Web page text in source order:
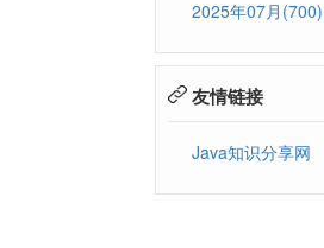
2025年07月(700)
友情链接
Java知识分享网